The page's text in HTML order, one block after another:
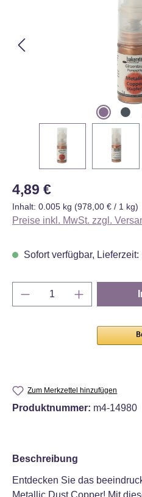
Regulärer Preis:
4,89 €
Inhalt: 0.005 kg (978,00 € / 1 kg)
Preise inkl. MwSt. zzgl.
Sofort verfügbar, Lieferzeit:
Produkt Anzahl: Gib
Zum Merkzettel hinzufügen
Produktnummer: m4-14980
Beschreibung
Entdecken Sie das
Metallic Dust Copper! Mit